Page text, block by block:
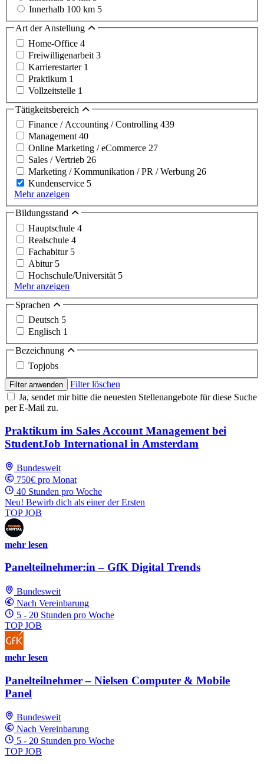
Innerhalb 100 km 5
Art der Anstellung
Home-Office 4
Freiwilligenarbeit 3
Karrierestarter 1
Praktikum 1
Vollzeitstelle 1
Tätigkeitsbereich
Finance / Accounting / Controlling 439
Management 40
Online Marketing / eCommerce 27
Sales / Vertrieb 26
Marketing / Kommunikation / PR / Werbung 26
Kundenservice 5
Mehr anzeigen
Bildungsstand
Hauptschule 4
Realschule 4
Fachabitur 5
Abitur 5
Hochschule/Universität 5
Mehr anzeigen
Sprachen
Deutsch 5
Englisch 1
Bezeichnung
Topjobs
Filter anwenden
Filter löschen
Ja, sendet mir bitte die neuesten Stellenangebote für diese Suche
per E-Mail zu.
Praktikum im Sales Account Management bei
StudentJob International in Amsterdam
Bundesweit
750€ pro Monat
40 Stunden pro Woche
Neu! Bewirb dich als einer der Ersten
TOP JOB
mehr lesen
Panelteilnehmer:in – GfK Digital Trends
Bundesweit
Nach Vereinbarung
5 - 20 Stunden pro Woche
TOP JOB
mehr lesen
Panelteilnehmer – Nielsen Computer & Mobile
Panel
Bundesweit
Nach Vereinbarung
5 - 20 Stunden pro Woche
TOP JOB